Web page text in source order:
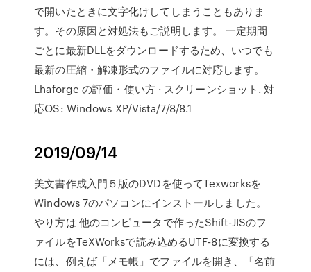
で開いたときに文字化けしてしまうこともありま
す。その原因と対処法もご説明します。 一定期間
ごとに最新DLLをダウンロードするため、いつでも
最新の圧縮・解凍形式のファイルに対応します。
Lhaforge の評価・使い方 · スクリーンショット. 対
応OS: Windows XP/Vista/7/8/8.1
2019/09/14
美文書作成入門５版のDVDを使ってTexworksを
Windows 7のパソコンにインストールしました。
やり方は 他のコンピュータで作ったShift-JISのフ
ァイルをTeXWorksで読み込めるUTF-8に変換する
には、例えば「メモ帳」でファイルを開き、「名前